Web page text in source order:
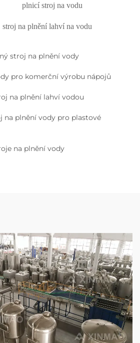
plnicí stroj na vodu
stroj na plnění lahví na vodu
stroj na plnění vody
pro komerční výrobu nápojů
na plnění lahví vodou
plnění vody pro plastové
na plnění vody